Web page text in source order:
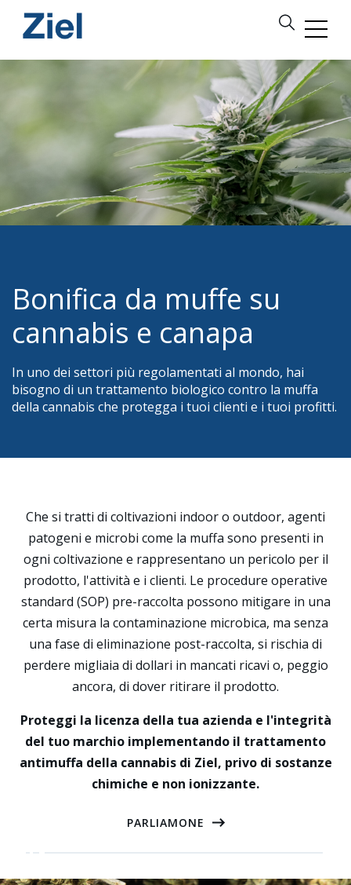
Bonifica da muffe su
cannabis e canapa
In uno dei settori più regolamentati al mondo, hai
bisogno di un trattamento biologico contro la muffa
della cannabis che protegga i tuoi clienti e i tuoi profitti.
Che si tratti di coltivazioni indoor o outdoor, agenti
patogeni e microbi come la muffa sono presenti in
ogni coltivazione e rappresentano un pericolo per il
prodotto, l'attività e i clienti. Le procedure operative
standard (SOP) pre-raccolta possono mitigare in una
certa misura la contaminazione microbica, ma senza
una fase di eliminazione post-raccolta, si rischia di
perdere migliaia di dollari in mancati ricavi o, peggio
ancora, di dover ritirare il prodotto.
Proteggi la licenza della tua azienda e l'integrità
del tuo marchio implementando il trattamento
antimuffa della cannabis di Ziel, privo di sostanze
chimiche e non ionizzante.
PARLIAMONE